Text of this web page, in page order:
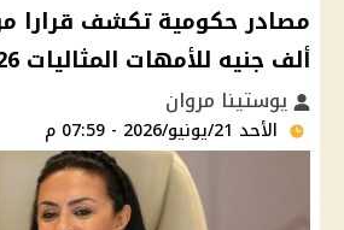
ألف جنيه للأمهات المثاليات 2026
يوستينا مروان
الأحد 21/يونيو/2026 - 07:59 م